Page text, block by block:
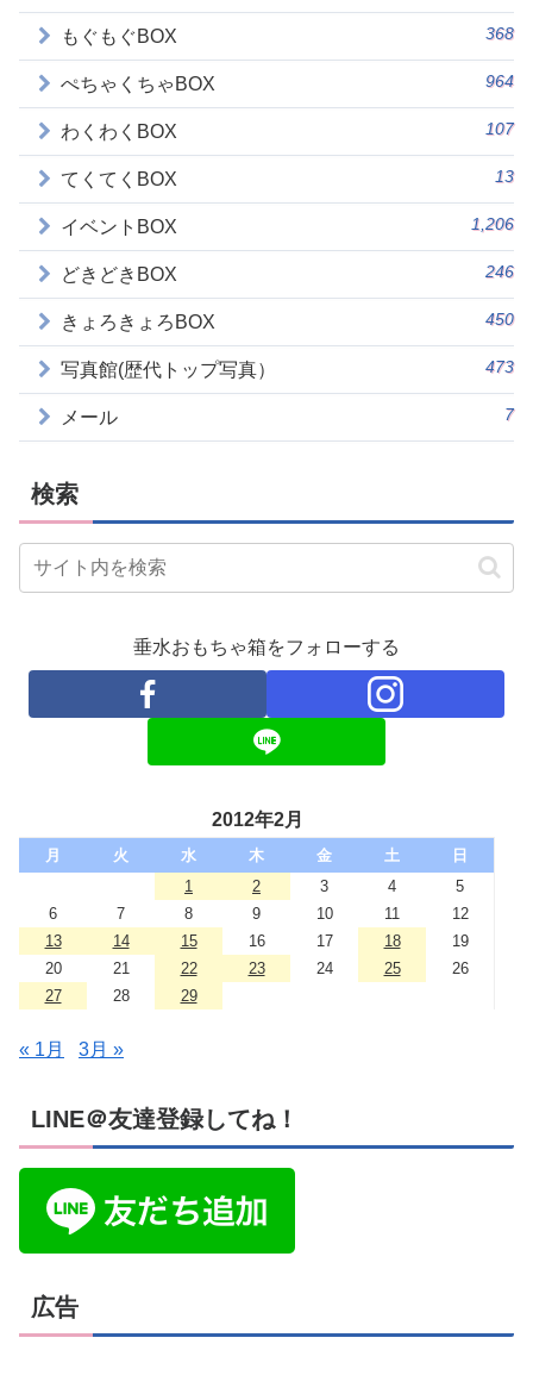
もぐもぐBOX 368
ぺちゃくちゃBOX 964
わくわくBOX 107
てくてくBOX 13
イベントBOX 1,206
どきどきBOX 246
きょろきょろBOX 450
写真館(歴代トップ写真） 473
メール 7
検索
垂水おもちゃ箱をフォローする
2012年2月
月 火 水 木 金 土
日
1
2 3 4
5
6
7 8 9 10 11
12
13
14 15 16 17 18
19
20
21 22 23 24 25
26
27
28 29
« 1月 3月 »
LINE＠友達登録してね！
広告